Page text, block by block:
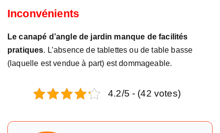
Inconvénients
Le canapé d’angle de jardin manque de facilités
pratiques. L’absence de tablettes ou de table basse
(laquelle est vendue à part) est dommageable.
4.2/5 - (42 votes)